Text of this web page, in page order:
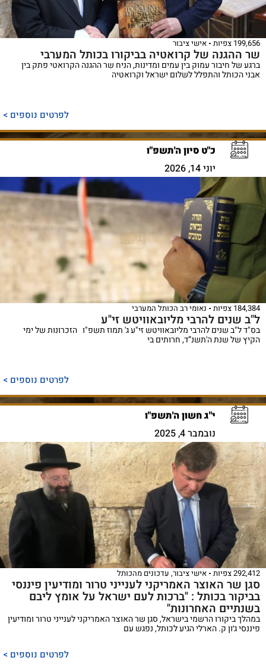
199,656 צפיות אישי ציבור
שר ההגנה של קרואטיה בביקורו בכותל המערבי
ברגע של חיבור עמוק בין עמים ומדינות, הניח שר ההגנה הקרואטי פתק בין
אבני הכותל והתפלל לשלום ישראל וקרואטיה
לפרטים נוספים >
כ"ט סיון ה'תשפ"ו
יוני 14, 2026
184,384 צפיות נאומי רב הכותל המערבי
ל"ב שנים להרבי מליובאוויטש זי"ע
בס"ד ל"ב שנים להרבי מליובאוויטש זי"ע ג' תמוז תשפ"ו הזכרונות של ימי
הקיץ של שנת ה'תשנ”ד, חרותים בי
לפרטים נוספים >
י"ג חשון ה'תשפ"ו
נובמבר 4, 2025
292,412 צפיות אישי ציבור, עדכונים מהכותל
סגן שר האוצר האמריקני לענייני טרור ומודיעין פיננסי
בביקור בכותל : "ברכות לעם ישראל על אומץ ליבם
בשנתיים האחרונות"
במהלך ביקורו הרשמי בישראל, סגן שר האוצר האמריקני לענייני טרור ומודיעין
פיננסי ג׳ון ק. הארלי הגיע לכותל, נפגש עם
לפרטים נוספים >